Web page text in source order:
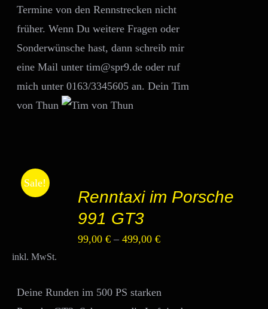
Termine von den Rennstrecken nicht
früher. Wenn Du weitere Fragen oder
Sonderwünsche hast, dann schreib mir
eine Mail unter tim@spr9.de oder ruf
mich unter 0163/3345605 an. Dein Tim
von Thun
Sale!
AUSFÜHRUNG
WÄHLEN
VARIANTEN
OPTIONEN
Renntaxi im Porsche
991 GT3
99,00€ –499,00€
inkl. MwSt.
Deine Runden im 500 PS starken